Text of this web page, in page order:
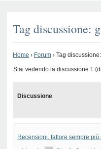
Tag discussione:
Home › Forum › Tag
Stai vedendo la discussione 1
Discussione
Recensioni, fattore sempre